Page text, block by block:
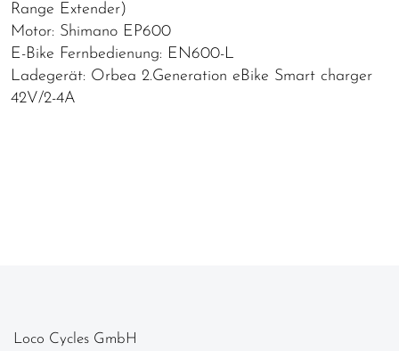
Range Extender)
Motor: Shimano EP600
E-Bike Fernbedienung: EN600-L
Ladegerät: Orbea 2.Generation eBike Smart charger
42V/2-4A
Loco Cycles GmbH